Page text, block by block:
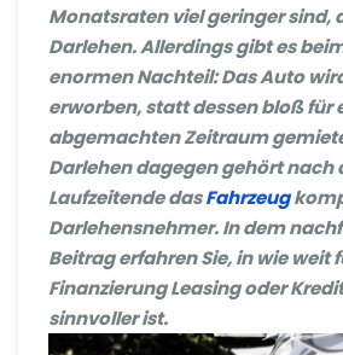
Monatsraten viel geringer sind,
Darlehen. Allerdings gibt es
enormen Nachteil: Das Auto
erworben, statt dessen bloß für
abgemachten Zeitraum
Darlehen dagegen gehört nach
Laufzeitende dasFahrzeug
Darlehensnehmer. In dem
Beitrag erfahren Sie, in wie weit
Finanzierung Leasing oder
sinnvoller ist.